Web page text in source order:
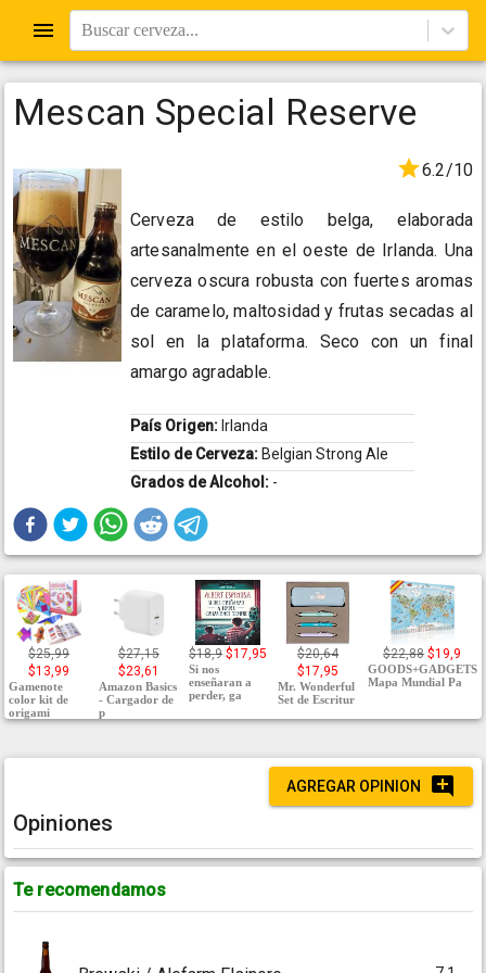
Buscar cerveza...
Mescan Special Reserve
6.2/10
Cerveza de estilo belga, elaborada
artesanalmente en el oeste de Irlanda. Una
cerveza oscura robusta con fuertes aromas
de caramelo, maltosidad y frutas secadas al
sol en la plataforma. Seco con un final
amargo agradable.
País Origen: Irlanda
Estilo de Cerveza: Belgian Strong Ale
Grados de Alcohol: -
$25,99
$13,99
Gamenote
color kit de
origami
$27,15
$23,61
Amazon Basics
- Cargador de
p
$18,9 $17,95
Si nos
enseñaran a
perder, ga
$20,64
$17,95
Mr. Wonderful
Set de Escritur
$22,88 $19,9
GOODS+GADGETS
Mapa Mundial Pa
AGREGAR OPINION
Opiniones
Te recomendamos